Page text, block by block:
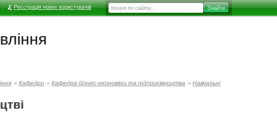
Реєстрація нових користувачів
» Кафедри » Кафедра бізнес-економіки та підприємництва » Навчальні